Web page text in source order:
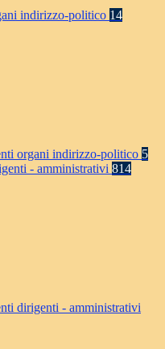
indirizzo-politico 14
organi indirizzo-politico 5
- amministrativi 814
dirigenti - amministrativi